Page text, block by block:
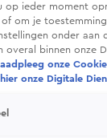
Programma's De
Shop
pas voor minima
op ieder moment
om je
onder aan
overal binnen onze
onze
onze Digitale